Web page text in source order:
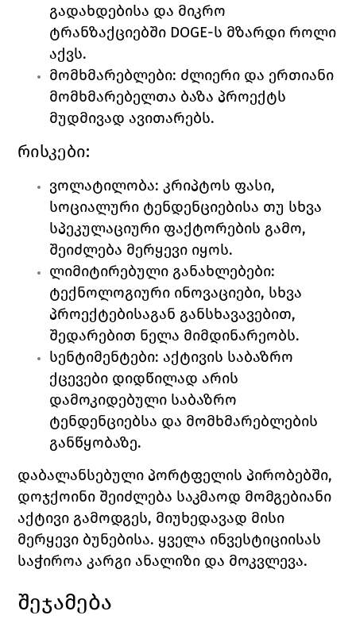
გადახდებისა და მიკრო
ტრანზაქციებში DOGE-ს მზარდი როლი
აქვს.
მომხმარებლები: ძლიერი და ერთიანი
მომხმარებელთა ბაზა პროექტს
მუდმივად ავითარებს.
რისკები:
ვოლატილობა: კრიპტოს ფასი,
სოციალური ტენდენციებისა თუ სხვა
სპეკულაციური ფაქტორების გამო,
შეიძლება მერყევი იყოს.
ლიმიტირებული განახლებები:
ტექნოლოგიური ინოვაციები, სხვა
პროექტებისაგან განსხავავებით,
შედარებით ნელა მიმდინარეობს.
სენტიმენტები: აქტივის საბაზრო
ქცევები დიდწილად არის
დამოკიდებული საბაზრო
ტენდენციებსა და მომხმარებლების
განწყობაზე.
დაბალანსებული პორტფელის პირობებში,
დოჯქოინი შეიძლება საკმაოდ მომგებიანი
აქტივი გამოდგეს, მიუხედავად მისი
მერყევი ბუნებისა. ყველა ინვესტიციისას
საჭიროა კარგი ანალიზი და მოკვლევა.
შეჯამება